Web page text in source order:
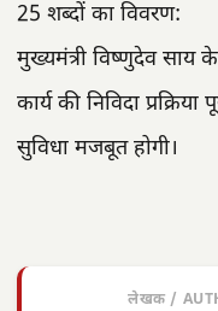
25 शब्दों का विवरण:
मुख्यमंत्री विष्णुदेव साय
कार्य की निविदा
सुविधा मजबूत होगी।
लेखक /